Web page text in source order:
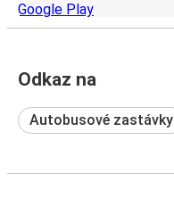
Odkaz na
Autobusové zastávky